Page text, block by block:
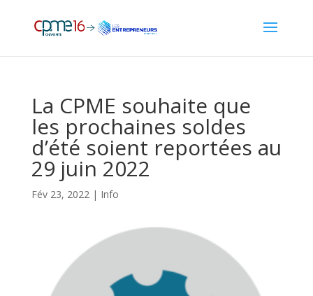
La CPME souhaite que
les prochaines soldes
d’été soient reportées au
29 juin 2022
Fév 23, 2022| Info